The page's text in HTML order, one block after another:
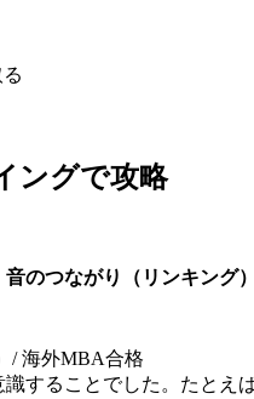
ングで攻略
音のつながり（リンキング
/ 海外MBA合格
することでした。たと